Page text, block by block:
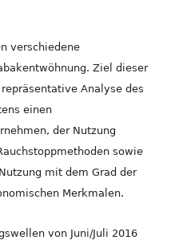
verschiedene
Ziel dieser
Analyse des
einen
der Nutzung
sowie
mit dem Grad der
Merkmalen.
von Juni/Juli 2016